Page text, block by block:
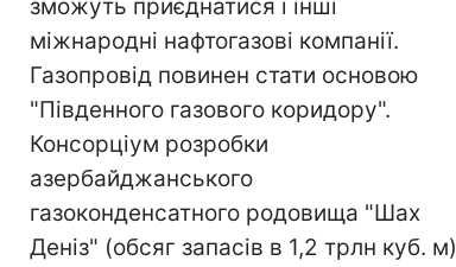
зможуть приєднатися і інші
міжнародні нафтогазові компанії.
Газопровід повинен стати основою
"Південного газового коридору".
Консорціум розробки
азербайджанського
газоконденсатного родовища "Шах
Деніз" (обсяг запасів в 1,2 трлн куб. м)